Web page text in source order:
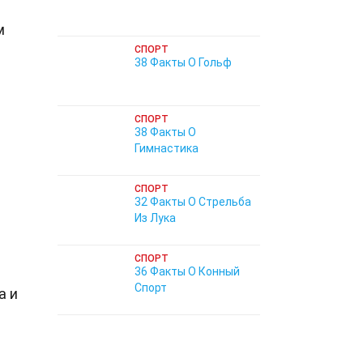
и
СПОРТ
38 Факты О Гольф
СПОРТ
38 Факты О
Гимнастика
СПОРТ
32 Факты О Стрельба
Из Лука
СПОРТ
36 Факты О Конный
Спорт